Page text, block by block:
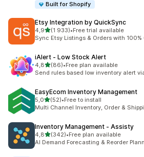
Built for Shopify
Etsy Integration by QuickSync
4,9av 5 stjerner
(1 933)
Totalt 1933 omtaler
•Free trial available
Sync Etsy Listings & Orders with 100%
iAlert ‑ Low Stock Alert
4,8av 5 stjerner
(86)
Totalt 86 omtaler
•Free plan available
Send rules based low inventory alert
EasyEcom Inventory Management
5,0av 5 stjerner
(52)
Totalt 52 omtaler
•Free to install
Multi Channel Inventory, Order &
Inventory Management ‑ Assisty
4,8av 5 stjerner
(342)
Totalt 342 omtaler
•Free plan available
AI Demand Forecasting & Reorder